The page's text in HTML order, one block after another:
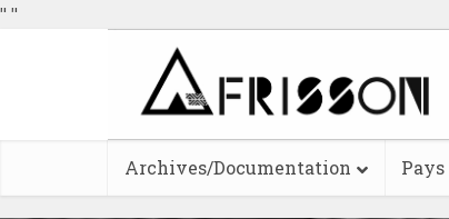
" "
Archives/Documentation Pays